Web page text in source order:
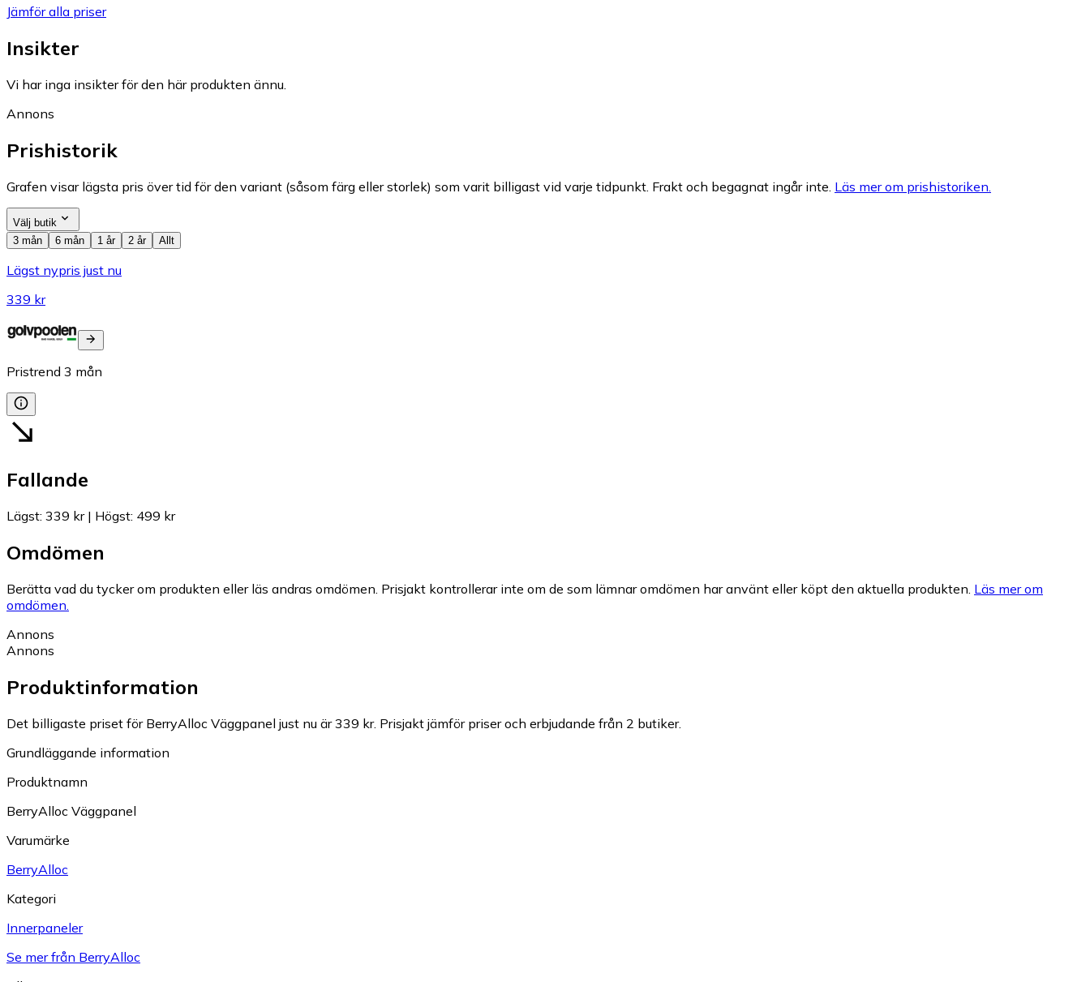
Jämför alla priser
Insikter
Vi har inga insikter för den här produkten ännu.
Annons
Prishistorik
Grafen visar lägsta pris över tid för den variant (såsom färg eller storlek) som varit billigast vid varje tidpunkt. Frakt och begagnat ingår inte. Läs mer om prishistoriken.
Välj butik
3 mån
6 mån 1 år 2 år Allt
Lägst nypris just nu
339 kr
Pristrend 3 mån
Fallande
Lägst: 339 kr| Högst: 499 kr
Omdömen
Berätta vad du tycker om produkten eller läs andras omdömen. Prisjakt kontrollerar inte om de som lämnar omdömen har använt eller köpt den aktuella produkten. Läs mer om
omdömen.
Annons
Annons
Produktinformation
Det billigaste priset för BerryAlloc Väggpanel just nu är 339 kr. Prisjakt jämför priser och erbjudande från 2 butiker.
Grundläggande information
Produktnamn
BerryAlloc Väggpanel
Varumärke
BerryAlloc
Kategori
Innerpaneler
Se mer från BerryAlloc